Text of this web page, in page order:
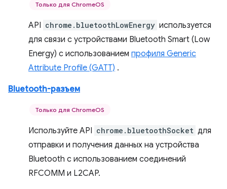
Только для ChromeOS
API chrome.bluetoothLowEnergy используется
для связи с устройствами Bluetooth Smart (Low
Energy) с использованием профиля Generic
Attribute Profile (GATT) .
Bluetooth-разъем
Только для ChromeOS
Используйте API chrome.bluetoothSocket для
отправки и получения данных на устройства
Bluetooth с использованием соединений
RFCOMM и L2CAP.